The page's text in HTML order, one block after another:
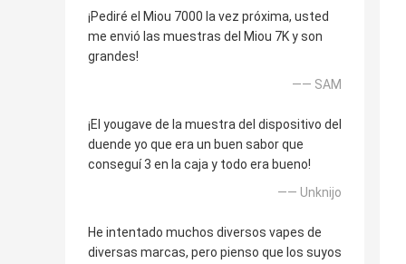
¡Pediré el Miou 7000 la vez próxima, usted
me envió las muestras del Miou 7K y son
grandes!
—— SAM
¡El yougave de la muestra del dispositivo del
duende yo que era un buen sabor que
conseguí 3 en la caja y todo era bueno!
—— Unknijo
He intentado muchos diversos vapes de
diversas marcas, pero pienso que los suyos